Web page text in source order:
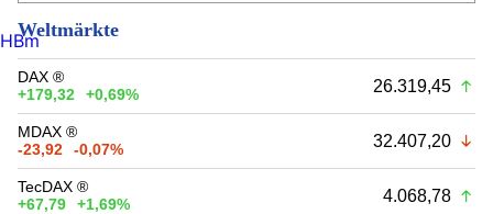
Weltmärkte
DAX ®
+179,32
+0,69% 26.319,45
MDAX ®
-23,92
-0,07% 32.407,20
TecDAX ®
+67,79
+1,69% 4.068,78
HBm